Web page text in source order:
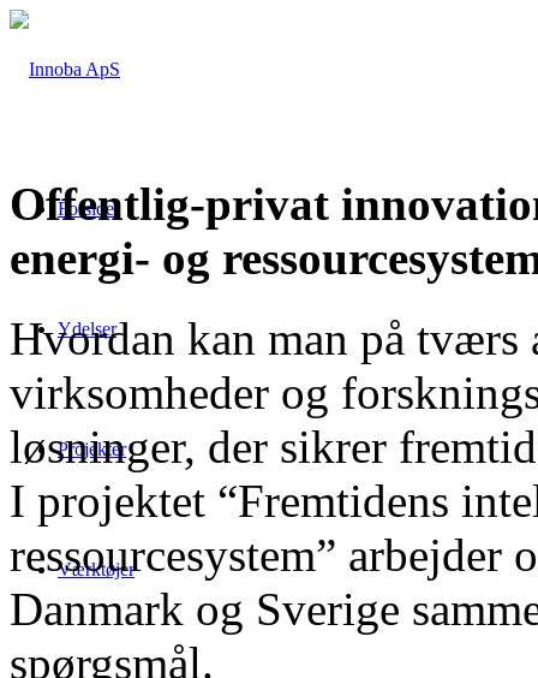
Forside
Ydelser
Projekter
Værktøjer
Offentlig-privat
energi- og
Hvordan kan man på tværs
virksomheder og
løsninger, der sikrer
I projektet “Fremtidens
ressourcesystem” arbejder
Danmark og Sverige
spørgsmål.